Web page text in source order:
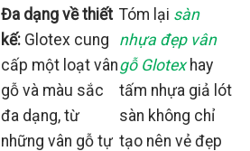
Đa dạng về thiết
kế: Glotex cung
cấp một loạt vân
gỗ và màu sắc
đa dạng, từ
những vân gỗ tự
Tóm lại sàn
nhựa đẹp vân
gỗ Glotexhay
tấm nhựa giả lót
sàn không chỉ
tạo nên vẻ đẹp